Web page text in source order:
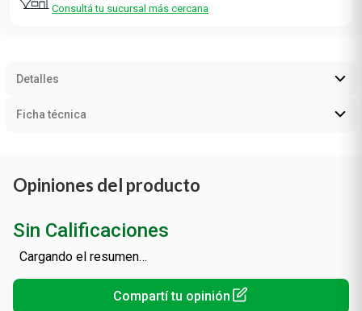
Consultá tu sucursal más cercana
Detalles
Ficha técnica
Opiniones del producto
Sin Calificaciones
Cargando el resumen…